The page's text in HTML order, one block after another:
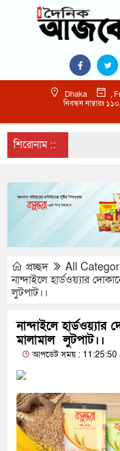
Dhaka
,
নিবন্ধন নাম্বারঃ
শিরোনাম ::
প্রচ্ছদ All
নান্দাইলে হার্ডওয়্যার
লুটপাট।।
নান্দাইলে
মালামাল লুটপাট।।
আপডেট সময় : 11:25:50